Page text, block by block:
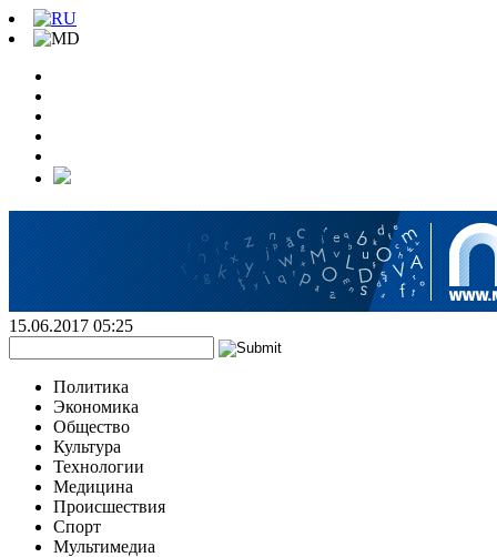
15.06.2017 05:25
Политика
Экономика
Общество
Культура
Технологии
Медицина
Происшествия
Спорт
Мультимедиа